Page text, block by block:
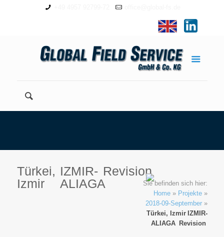
Türkei,
Izmir
IZMIR-
ALIAGA
Revision
Sie befinden sich hier:
Home» Projekte»
2018-09-September»
Türkei, Izmir IZMIR-
ALIAGA
Revision